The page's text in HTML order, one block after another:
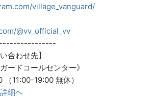
village_vanguard/
@vv_official_vv
合わせ先】
ードコールセンター》
11:00-19:00 無休）
細へ